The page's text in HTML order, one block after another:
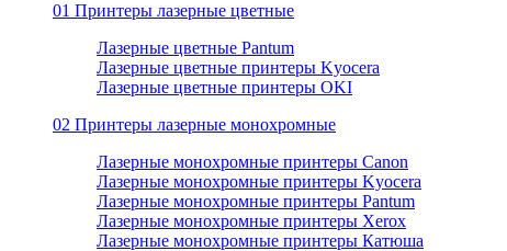
01 Принтеры лазерные цветные
Лазерные цветные Pantum
Лазерные цветные принтеры Kyocera
Лазерные цветные принтеры OKI
02 Принтеры лазерные монохромные
Лазерные монохромные принтеры Canon
Лазерные монохромные принтеры Kyocera
Лазерные монохромные принтеры Pantum
Лазерные монохромные принтеры Xerox
Лазерные монохромные принтеры Катюша